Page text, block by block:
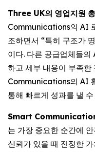
Three UK의 영업지원
Communications의 AI
조하면서 “특히 구조가
이다. 다른 공급업체들
하고 세부 내용이 부족
Communications의 AI
통해 빠르게 성과를 낼
Smart
는 가장 중요한 순간에
신뢰가 있을 때 진정한